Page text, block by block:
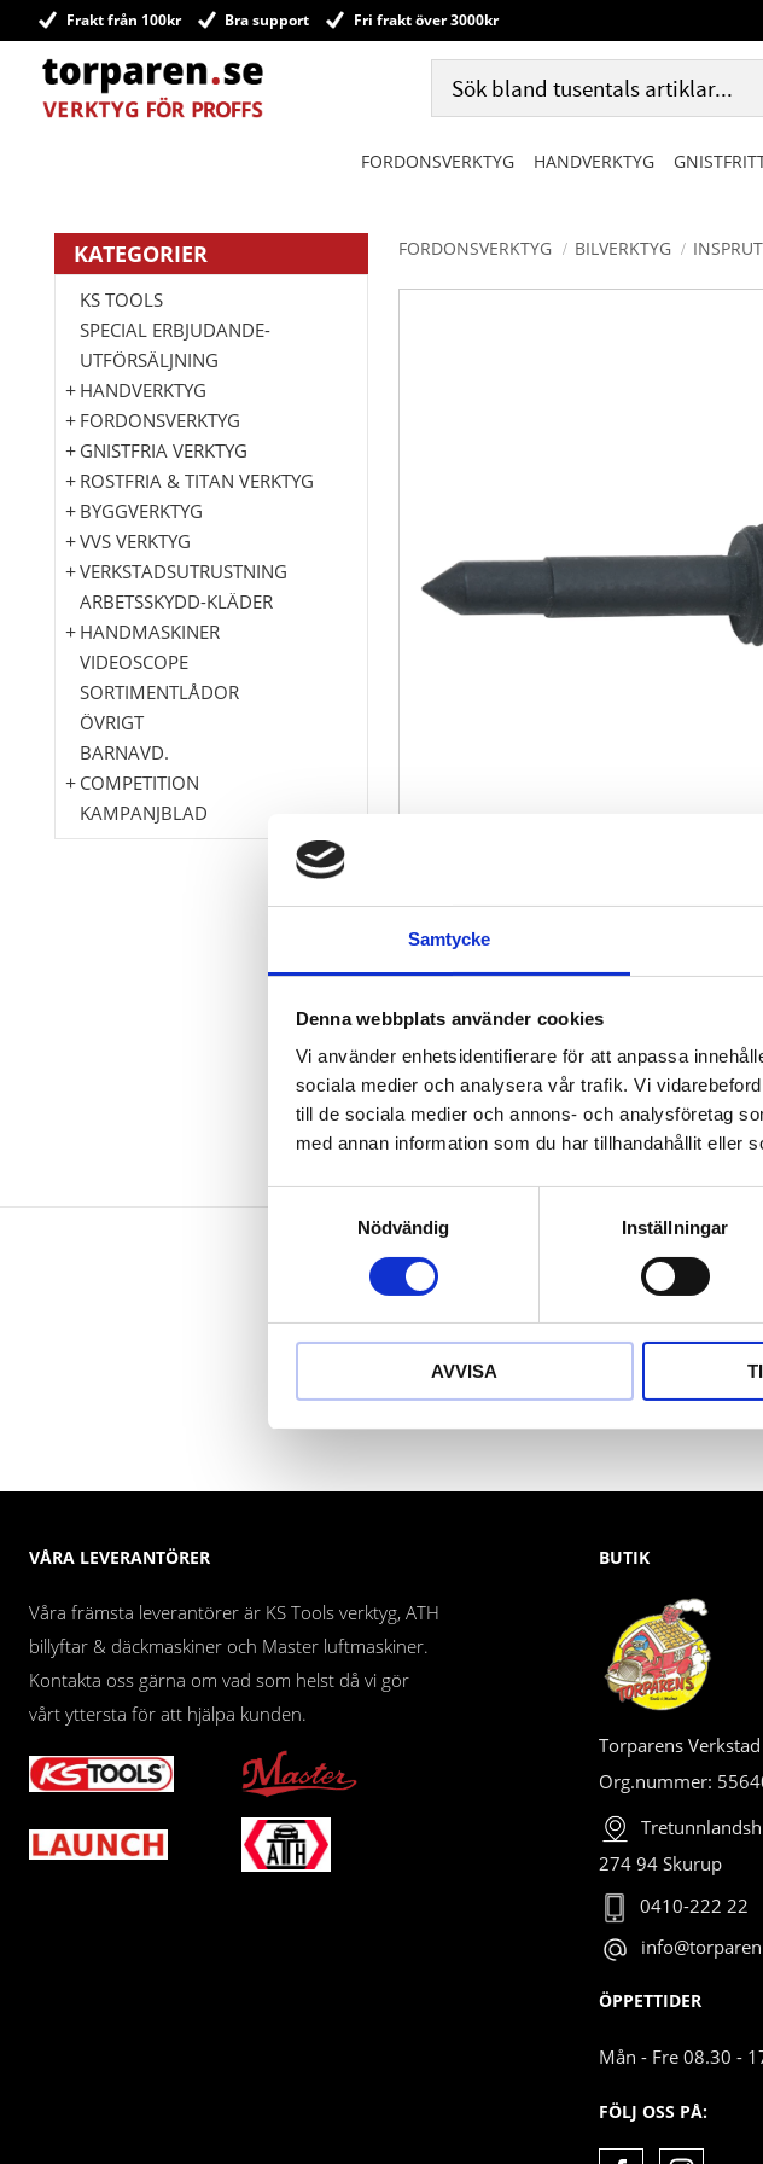
Samtycke
Denna webbplats använder cookies
Vi använder enhetsidentifierare för att anpassa
sociala medier och analysera vår trafik. Vi
till de sociala medier och annons- och analysföretag
med annan information som du har tillhandahållit eller
Nödvändig
Inställningar
AVVISA
Frakt från 100kr Bra support Fri frakt över 3000kr
FORDONSVERKTYG HANDVERKTYG
FORDONSVERKTYG BILVERKTYG
idealiskt för blockering av fördelar-
Enkel hantering
Användningsområde: Mercedesdieselmotor
KATEGORIER
KS TOOLS
SPECIAL ERBJUDANDE-
UTFÖRSÄLJNING
HANDVERKTYG
FORDONSVERKTYG
GNISTFRIA VERKTYG
ROSTFRIA & TITAN VERKTYG
BYGGVERKTYG
VVS VERKTYG
VERKSTADSUTRUSTNING
ARBETSSKYDD-KLÄDER
HANDMASKINER
VIDEOSCOPE
SORTIMENTLÅDOR
ÖVRIGT
BARNAVD.
COMPETITION
KAMPANJBLAD
VÅRA LEVERANTÖRER
Våra främsta leverantörer är KS Tools verktyg, ATH
billyftar & däckmaskiner och Master luftmaskiner.
Kontakta oss gärna om vad som helst då vi gör
vårt yttersta för att hjälpa kunden.
BUTIK
Torparens
Org.nummer:
274 94 Skurup
0410-222 22
ÖPPETTIDER
Mån - Fre 08.30 -
FÖLJ OSS PÅ: